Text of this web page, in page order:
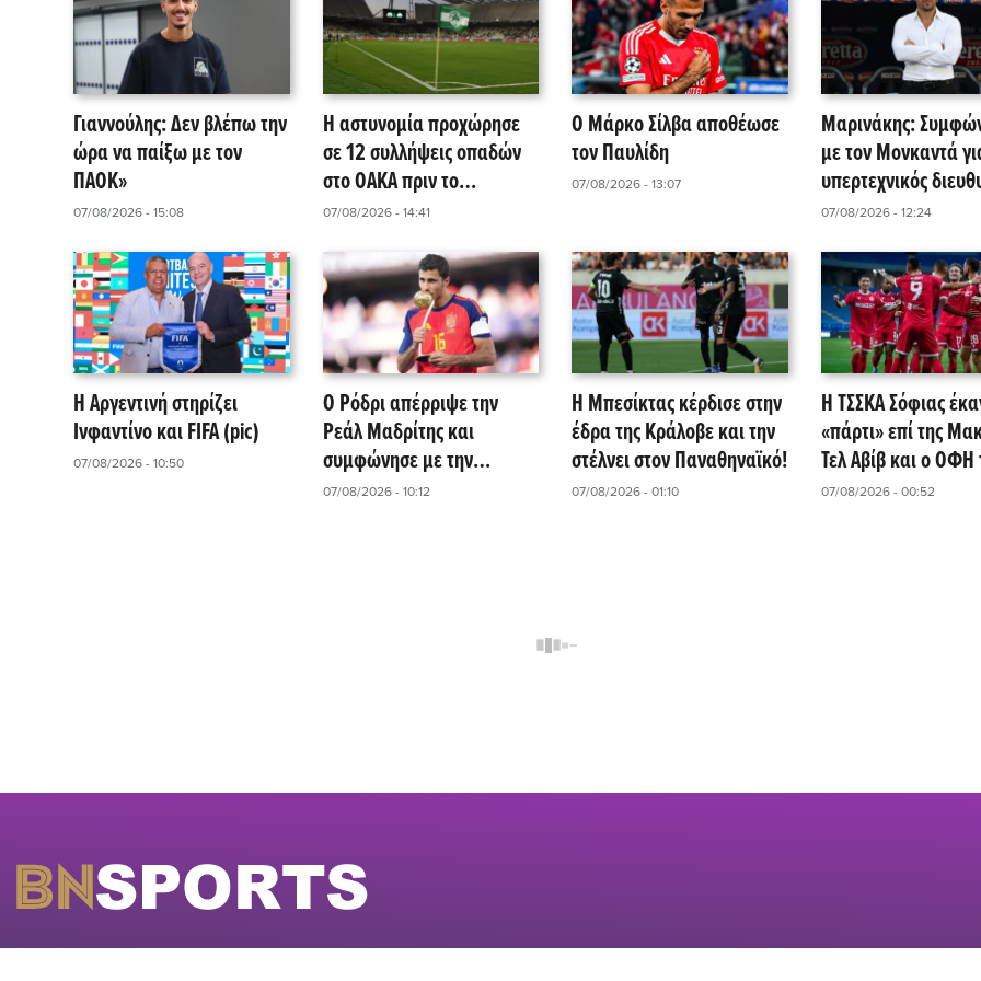
Γιαννούλης: Δεν βλέπω την
ώρα να παίξω με τον
ΠΑΟΚ»
07/08/2026 - 15:08
Η αστυνομία προχώρησε
σε 12 συλλήψεις οπαδών
στο ΟΑΚΑ πριν το
Παναθηναϊκός – ΤΣΣΚΑ
07/08/2026 - 14:41
Ο Μάρκο Σίλβα αποθέωσε
τον Παυλίδη
07/08/2026 - 13:07
Μαρινάκης:
με τον Μονκαντά
υπερτεχνικός
στις τρεις ομάδες του
07/08/2026 - 12:24
Η Αργεντινή στηρίζει
Ινφαντίνο και FIFA (pic)
07/08/2026 - 10:50
Ο Ρόδρι απέρριψε την
Ρεάλ Μαδρίτης και
συμφώνησε με την
Μπαρτσελόνα
07/08/2026 - 10:12
Η Μπεσίκτας κέρδισε στην
έδρα της Κράλοβε και την
στέλνει στον Παναθηναϊκό!
07/08/2026 - 01:10
Η ΤΣΣΚΑ Σόφιας
«πάρτι» επί της
Τελ Αβίβ και ο ΟΦΗ
περιμένει!
07/08/2026 - 00:52